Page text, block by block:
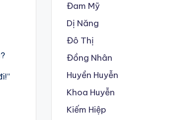
Đam Mỹ
Dị Năng
Đô Thị
Đồng Nhân
Huyền Huyễn
Khoa Huyễn
Kiếm Hiệp